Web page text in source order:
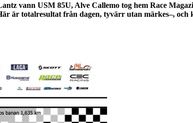
vann USM 85U, Alve Callemo tog hem Race
är totalresultat från dagen, tyvärr utan märkes–,